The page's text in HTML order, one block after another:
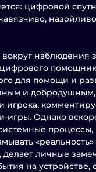
цифровой
наблюдения
для помощи и
и добродушным,
игрока,
игры. Однако
процессы,
делает личные
на устройстве,